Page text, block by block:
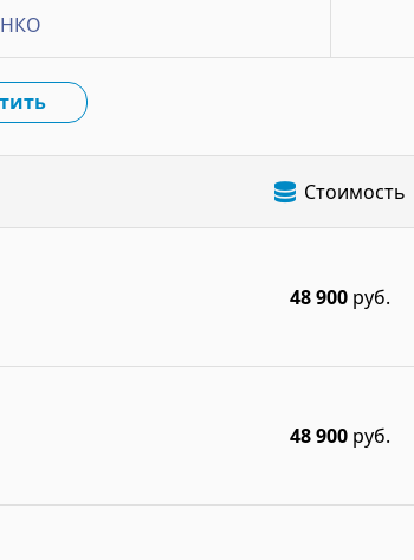
НКО
Стоимость
48 900 руб.
48 900 руб.